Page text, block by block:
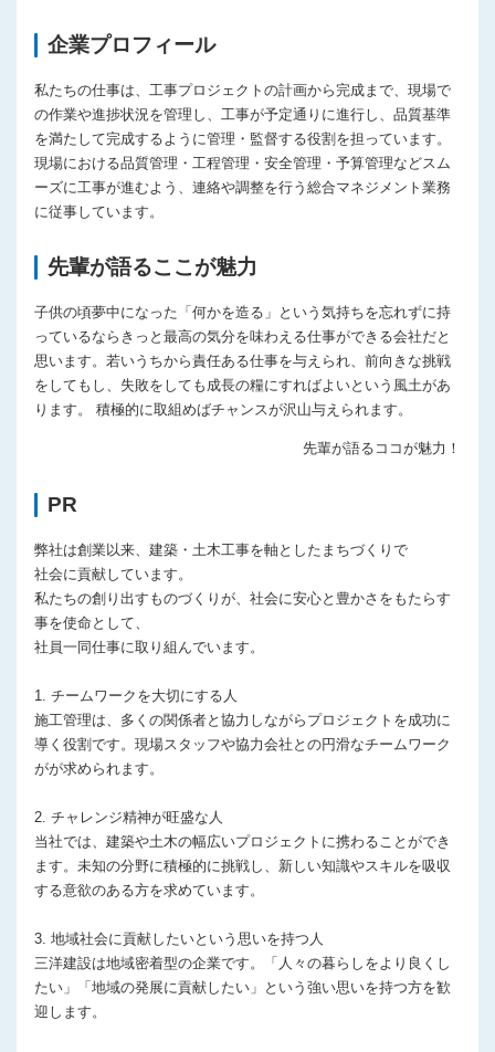
企業プロフィール
私たちの仕事は、工事プロジェクトの計画から完成まで、現場で
の作業や進捗状況を管理し、工事が予定通りに進行し、品質基準
を満たして完成するように管理・監督する役割を担っています。
現場における品質管理・工程管理・安全管理・予算管理などスム
ーズに工事が進むよう、連絡や調整を行う総合マネジメント業務
に従事しています。
先輩が語るここが魅力
子供の頃夢中になった「何かを造る」という気持ちを忘れずに持
っているならきっと最高の気分を味わえる仕事ができる会社だと
思います。若いうちから責任ある仕事を与えられ、前向きな挑戦
をしてもし、失敗をしても成長の糧にすればよいという風土があ
ります。 積極的に取組めばチャンスが沢山与えられます。
先輩が語るココが魅力！
PR
弊社は創業以来、建築・土木工事を軸としたまちづくりで
社会に貢献しています。
私たちの創り出すものづくりが、社会に安心と豊かさをもたらす
事を使命として、
社員一同仕事に取り組んでいます。
1. チームワークを大切にする人
施工管理は、多くの関係者と協力しながらプロジェクトを成功に
導く役割です。現場スタッフや協力会社との円滑なチームワーク
がが求められます。
2. チャレンジ精神が旺盛な人
当社では、建築や土木の幅広いプロジェクトに携わることができ
ます。未知の分野に積極的に挑戦し、新しい知識やスキルを吸収
する意欲のある方を求めています。
3. 地域社会に貢献したいという思いを持つ人
三洋建設は地域密着型の企業です。「人々の暮らしをより良くし
たい」「地域の発展に貢献したい」という強い思いを持つ方を歓
迎します。